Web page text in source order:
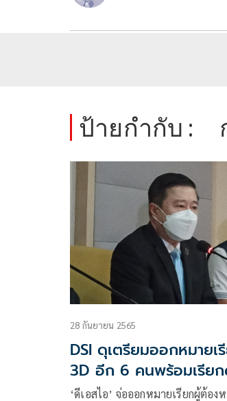
ป้ายกำกับ :
28 กันยายน 2565
DSI ดุเตรียมออกหมาย
3D อีก 6 คนพร้อมเรียก
ใหญ่ ป.ปลาในคดีรถหรู
‘ดีเอสไอ’ จ่อออกหมายเรียกผู้ต้อง